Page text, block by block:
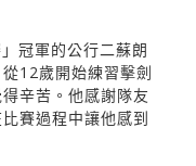
冠軍的公行二蘇朗
12歲開始練習擊劍
辛苦。他感謝隊友
賽過程中讓他感到